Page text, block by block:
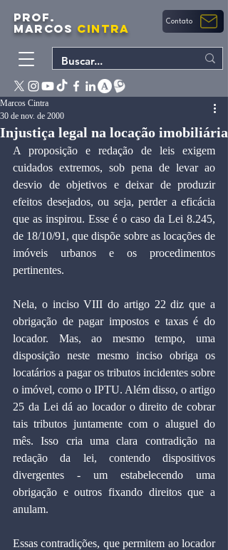
PROF.
MARCOS CINTRA Contato
Injustiça legal na locação imobiliária
Marcos Cintra
30 de nov. de 2000
A proposição e redação de leis exigem
cuidados extremos, sob pena de levar ao
desvio de objetivos e deixar de produzir
efeitos desejados, ou seja, perder a eficácia
que as inspirou. Esse é o caso da Lei 8.245,
de 18/10/91, que dispõe sobre as locações de
imóveis urbanos e os procedimentos
pertinentes.
Nela, o inciso VIII do artigo 22 diz que a
obrigação de pagar impostos e taxas é do
locador. Mas, ao mesmo tempo, uma
disposição neste mesmo inciso obriga os
locatários a pagar os tributos incidentes sobre
o imóvel, como o IPTU. Além disso, o artigo
25 da Lei dá ao locador o direito de cobrar
tais tributos juntamente com o aluguel do
mês. Isso cria uma clara contradição na
redação da lei, contendo dispositivos
divergentes - um estabelecendo uma
obrigação e outros fixando direitos que a
anulam.
Essas contradições, que permitem ao locador